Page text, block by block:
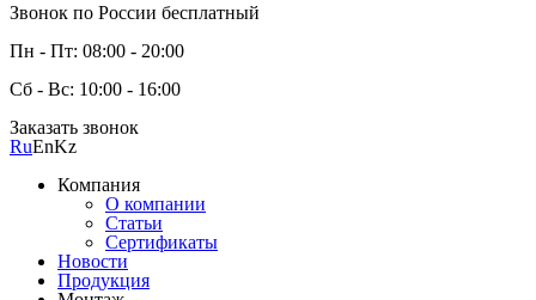
Звонок по России бесплатный
Пн - Пт: 08:00 - 20:00
Сб - Вс: 10:00 - 16:00
Заказать звонок
RuEnKz
Компания
О компании
Статьи
Сертификаты
Новости
Продукция